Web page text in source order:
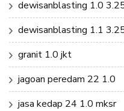
dewisanblasting 1.0
dewisanblasting 1.1
granit 1.0 jkt
jagoan peredam 22 1.0
jasa kedap 24 1.0 mksr